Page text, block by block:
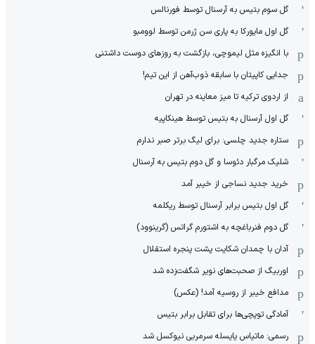
گل سوم بتیس به آرسنال توسط فورنالس
گل اول مایورکا به پاری سن ژرمن توسط لوومبو
با انگیزه مثل لیموچی، بازگشت به روزهای دوست داشتنی
جدایی کاپیتان با سابقه ذوب‌آهن از این تیم!
از اردوی ترکیه تا میز معاینه در تهران
گل اول آرسنال به بتیس توسط هینکاپیه
ستاره جدید چلسی: برای لیگ برتر صبر ندارم
شلیک مرگبار دئوسا و گل دوم بتیس به آرسنال
خرید جدید نساجی از خیبر آمد
گل اول بتیس برابر آرسنال توسط ریکلمه
گل دوم فنرباغچه به اشتورم گراتس (گرینوود)
آدان با چمدان شکایت پشت پنجره استقلال
اوربیگ از صحبت‌های نویر شگفت‌زده شد
مدافع خیبر از روسیه آمد! (عکس)
آمادگی توپچی‌ها برای تقابل برابر بتیس
رسمی: ماتیاس یایسله سرمربی نیوکسل شد